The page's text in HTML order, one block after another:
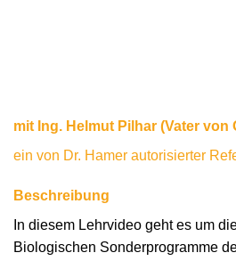
mit Ing. Helmut Pilhar (Vater von
ein von Dr. Hamer autorisierter
Beschreibung
In diesem Lehrvideo geht es um
Biologischen Sonderprogramme